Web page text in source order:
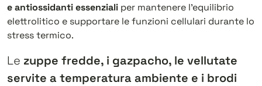
e antiossidanti essenziali per mantenere l’equilibrio
elettrolitico e supportare le funzioni cellulari durante lo
stress termico.
Le zuppe fredde, i gazpacho, le vellutate
servite a temperatura ambiente e i brodi